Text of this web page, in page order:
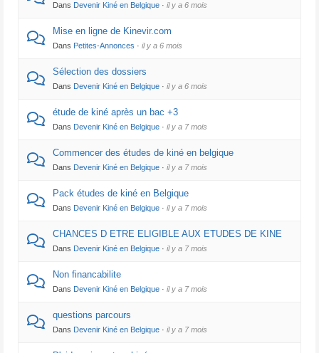
Dans Devenir Kiné en Belgique · il y a 6 mois
Mise en ligne de Kinevir.com
Dans Petites-Annonces · il y a 6 mois
Sélection des dossiers
Dans Devenir Kiné en Belgique · il y a 6 mois
étude de kiné après un bac +3
Dans Devenir Kiné en Belgique · il y a 7 mois
Commencer des études de kiné en belgique
Dans Devenir Kiné en Belgique · il y a 7 mois
Pack études de kiné en Belgique
Dans Devenir Kiné en Belgique · il y a 7 mois
CHANCES D ETRE ELIGIBLE AUX ETUDES DE KINE
Dans Devenir Kiné en Belgique · il y a 7 mois
Non financabilite
Dans Devenir Kiné en Belgique · il y a 7 mois
questions parcours
Dans Devenir Kiné en Belgique · il y a 7 mois